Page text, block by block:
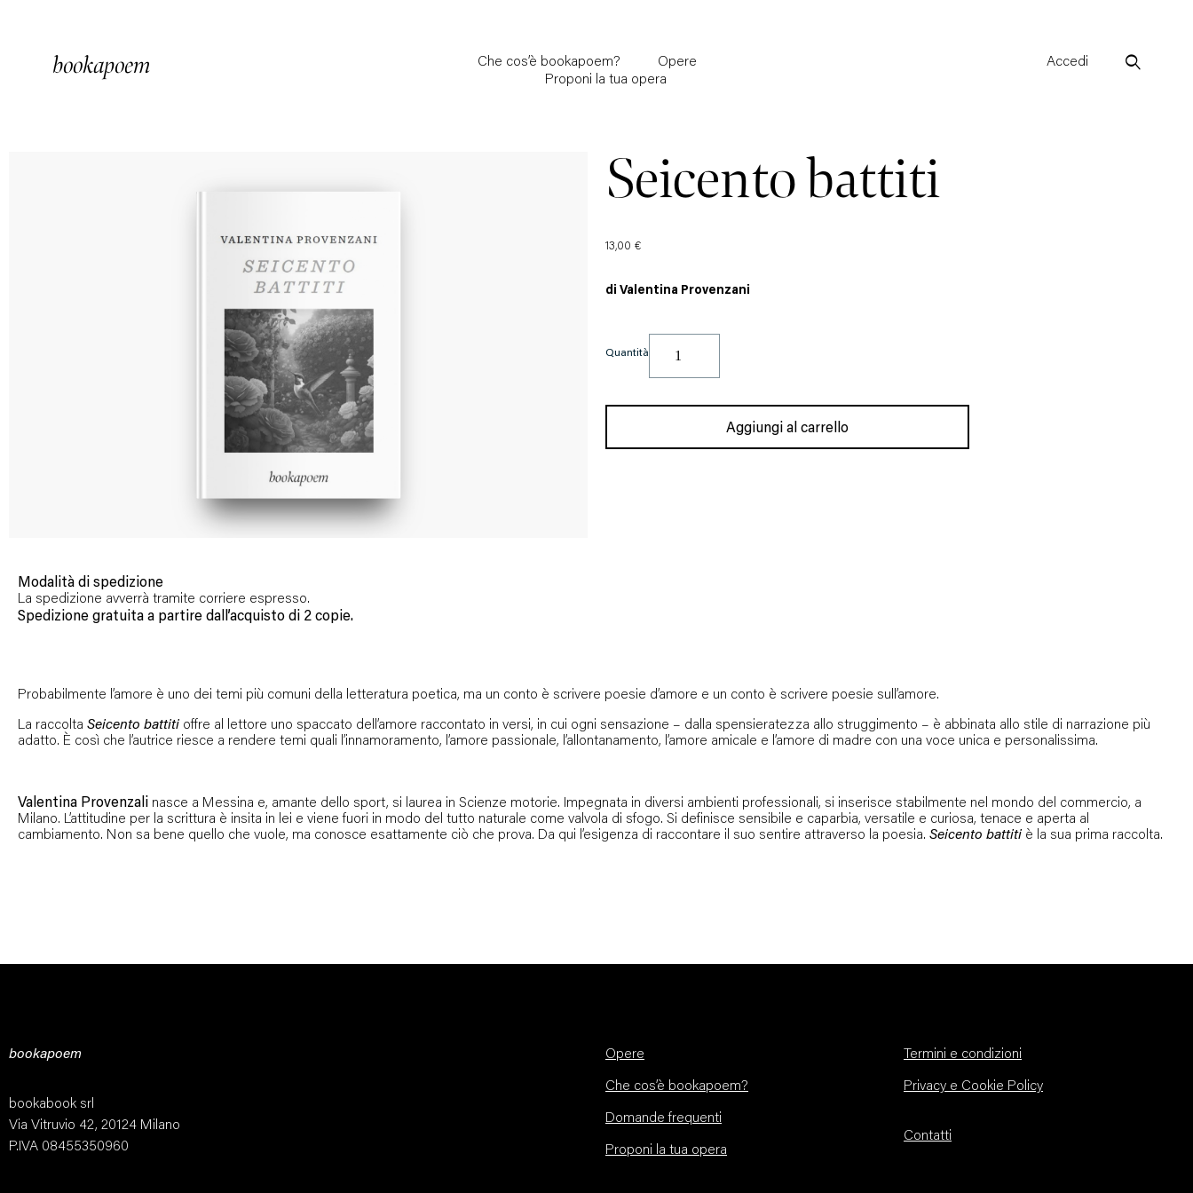
bookapoem Che cos’è bookapoem?
Opere
Proponi la tua opera
Accedi
Seicento battiti
13,00 €
di Valentina Provenzani
Quantità
Aggiungi al carrello
Modalità di spedizione
La spedizione avverrà tramite corriere espresso.
Spedizione gratuita a partire dall’acquisto di 2 copie.
Probabilmente l’amore è uno dei temi più comuni della letteratura poetica, ma un conto è scrivere poesie d’amore e un conto è scrivere poesie sull’amore.
La raccolta Seicento battiti offre al lettore uno spaccato dell’amore raccontato in versi, in cui ogni sensazione – dalla spensieratezza allo struggimento – è abbinata allo stile di narrazione più
adatto. È così che l’autrice riesce a rendere temi quali l’innamoramento, l’amore passionale, l’allontanamento, l’amore amicale e l’amore di madre con una voce unica e personalissima.
Valentina Provenzali nasce a Messina e, amante dello sport, si laurea in Scienze motorie. Impegnata in diversi ambienti professionali, si inserisce stabilmente nel mondo del commercio, a
Milano. L’attitudine per la scrittura è insita in lei e viene fuori in modo del tutto naturale come valvola di sfogo. Si definisce sensibile e caparbia, versatile e curiosa, tenace e aperta al
cambiamento. Non sa bene quello che vuole, ma conosce esattamente ciò che prova. Da qui l’esigenza di raccontare il suo sentire attraverso la poesia. Seicento battiti è la sua prima raccolta.
bookapoem
bookabook srl
Via Vitruvio 42, 20124 Milano
P.IVA 08455350960
Opere
Che cos’è bookapoem?
Domande frequenti
Proponi la tua opera
Termini e condizioni
Privacy e Cookie Policy
Contatti